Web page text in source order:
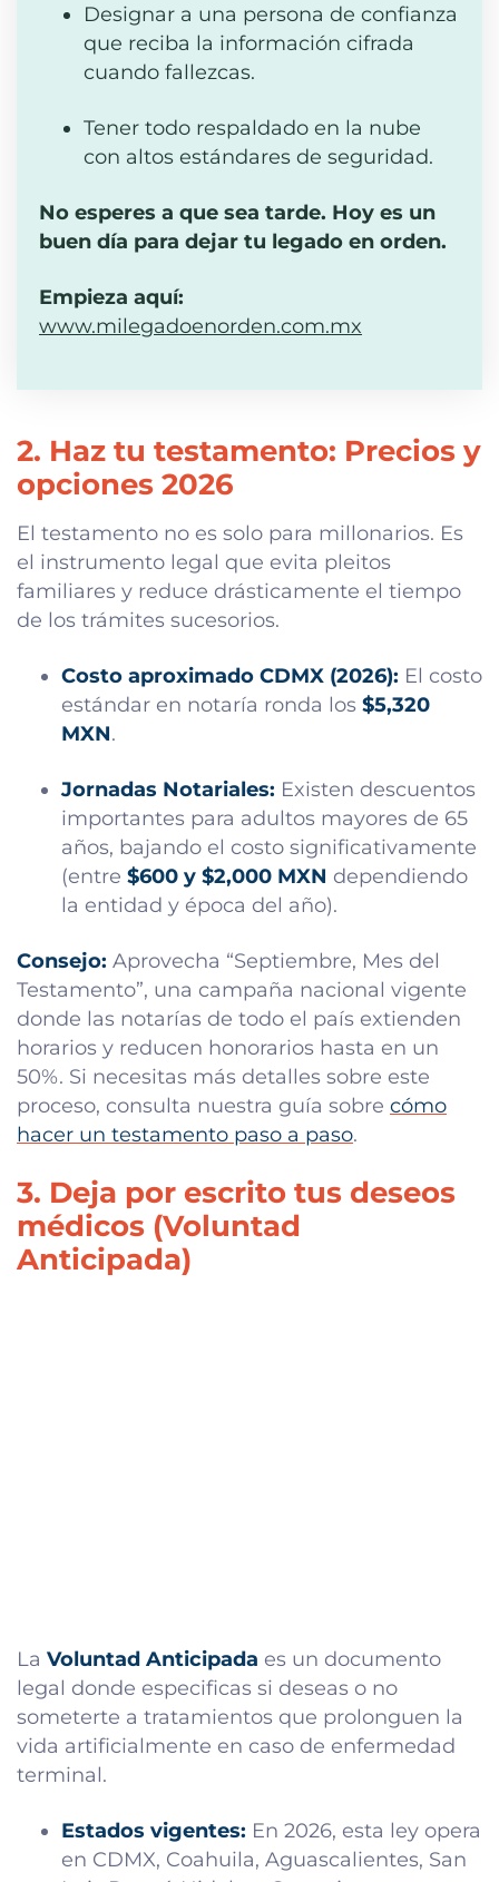
Designar a una persona de confianza
que reciba la información cifrada
cuando fallezcas.
Tener todo respaldado en la nube
con altos estándares de seguridad.
No esperes a que sea tarde. Hoy es un
buen día para dejar tu legado en orden.
Empieza aquí:
www.milegadoenorden.com.mx
2. Haz tu testamento: Precios y
opciones 2026
El testamento no es solo para millonarios. Es
el instrumento legal que evita pleitos
familiares y reduce drásticamente el tiempo
de los trámites sucesorios.
Costo aproximado CDMX (2026): El costo
estándar en notaría ronda los $5,320
MXN.
Jornadas Notariales: Existen descuentos
importantes para adultos mayores de 65
años, bajando el costo significativamente
(entre $600 y $2,000 MXN dependiendo
la entidad y época del año).
Consejo: Aprovecha “Septiembre, Mes del
Testamento”, una campaña nacional vigente
donde las notarías de todo el país extienden
horarios y reducen honorarios hasta en un
50%. Si necesitas más detalles sobre este
proceso, consulta nuestra guía sobre cómo
hacer un testamento paso a paso.
3. Deja por escrito tus deseos
médicos (Voluntad
Anticipada)
La Voluntad Anticipada es un documento
legal donde especificas si deseas o no
someterte a tratamientos que prolonguen la
vida artificialmente en caso de enfermedad
terminal.
Estados vigentes: En 2026, esta ley opera
en CDMX, Coahuila, Aguascalientes, San